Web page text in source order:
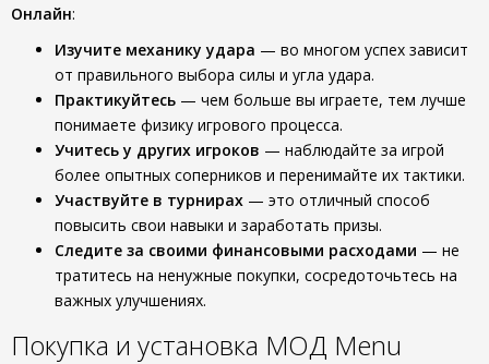
Онлайн:
Изучите механику удара — во многом успех зависит
от правильного выбора силы и угла удара.
Практикуйтесь — чем больше вы играете, тем лучше
понимаете физику игрового процесса.
Учитесь у других игроков — наблюдайте за игрой
более опытных соперников и перенимайте их тактики.
Участвуйте в турнирах — это отличный способ
повысить свои навыки и заработать призы.
Следите за своими финансовыми расходами — не
тратитесь на ненужные покупки, сосредоточьтесь на
важных улучшениях.
Покупка и установка МОД Menu